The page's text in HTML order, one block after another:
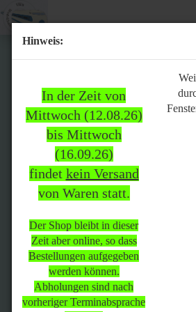
Hinweis:
In der Zeit von
Mittwoch (12.08.26)
bis Mittwoch
(16.09.26)
findet kein Versand
von Waren statt.
Der Shop bleibt in dieser
Zeit aber online, so dass
Bestellungen aufgegeben
werden können.
Abholungen sind nach
vorheriger Terminabsprache
Bitte
beachten:
In der Zeit von Mittwoch
(12.08.26) bis Mittwoch
(16.09.26)
statt.
Der Shop bleibt in dieser Zeit
aber online, so dass
Bestellungen aufgegeben
werden können.